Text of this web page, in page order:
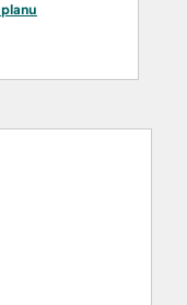
planu